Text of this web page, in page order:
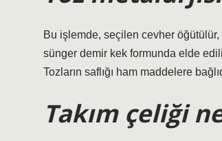
Bu işlemde, seçilen cevher öğütülür,
sünger demir kek formunda elde
Tozların saflığı ham maddelere
Takım çeliği